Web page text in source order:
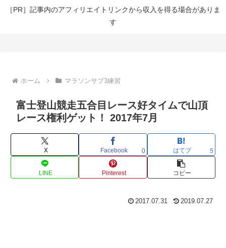
［PR］記事内のアフィリエイトリンクから収入を得る場合がありま
す
ホーム マラソンサブ3練習
富士登山競走五合目レース好タイムで山頂
レース権利ゲット！ 2017年7月
X Facebook 0 はてブ 5
LINE Pinterest コピー
2017.07.31 2019.07.27